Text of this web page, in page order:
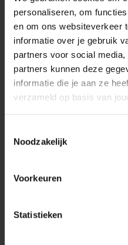
personaliseren, om
en om ons websiteverkeer
informatie over je gebruik
partners voor social
partners kunnen deze
informatie die je aan ze
verzameld op basis van
Noodzakelijk
Voorkeuren
Statistieken
massief hout en
whitewash en walnoot. Een
meubel dat past in elke
KENMERKEN
VERPAKKING & MONTAGE
KLEURSTAAL BESTELLEN
RECENT